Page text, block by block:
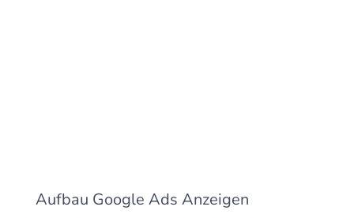
Aufbau Google Ads Anzeigen